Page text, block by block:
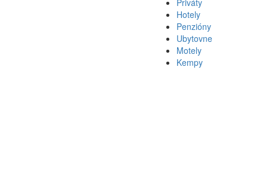
Priváty
Hotely
Penzióny
Ubytovne
Motely
Kempy